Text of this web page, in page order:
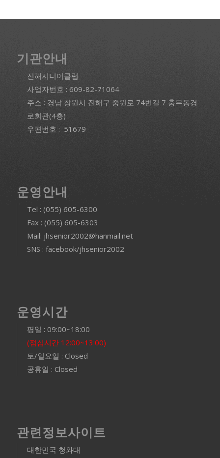
기관안내
진해시니어클럽
사업자번호 : 609-82-71064
주소 : 경남 창원시 진해구 중원로 74번길 7 충무동경
로회관(4층)
우편번호 : 51679
운영안내
Tel : (055) 605-6300
Fax : (055) 605-6303
Mail: jhsenior2002@hanmail.net
SNS : facebook/jhsenior2002
운영시간
평일 : 09:00~18:00
(점심시간 12:00~13:00)
토/일요일 : Closed
공휴일 : Closed
관련정보사이트
대한민국 청와대